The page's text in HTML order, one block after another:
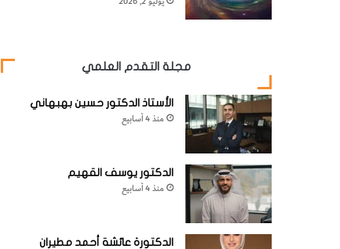
مجلة التقدم العلمي
الأستاذ الدكتور حسين بهبهاني
منذ 4 أسابيع
الدكتور يوسف القهيم
منذ 4 أسابيع
الدكتورة عائشة أحمد مطيران